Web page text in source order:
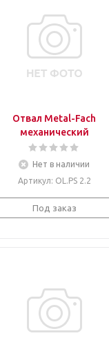
Отвал Metal-Fach
механический
Нет в наличии
Артикул: OL.PS 2.2
Под заказ